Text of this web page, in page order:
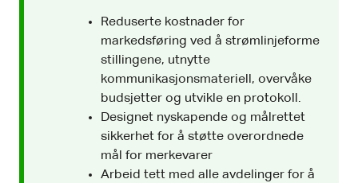
Reduserte kostnader for
markedsføring ved å strømlinjeforme
stillingene, utnytte
kommunikasjonsmateriell, overvåke
budsjetter og utvikle en protokoll.
Designet nyskapende og målrettet
sikkerhet for å støtte overordnede
mål for merkevarer
Arbeid tett med alle avdelinger for å